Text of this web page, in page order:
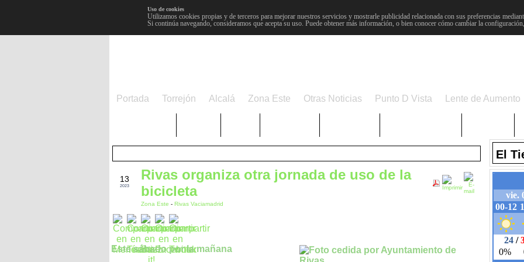
Uso de cookies
Utilizamos cookies propias y de terceros para mejorar nuestros servicios y mostrarle publicidad relacionada con sus preferencias
Si continúa navegando, consideramos que acepta su uso. Puede obtener más información, o bien conocer cómo cambiar la
Portada Torrejón Alcalá Zona Este Otras Noticias Punto D Vista Lente de Aumento
13
2023
Rivas organiza otra jornada de uso de la
bicicleta
Zona Este - Rivas Vaciamadrid
Este sábado por la mañana
El